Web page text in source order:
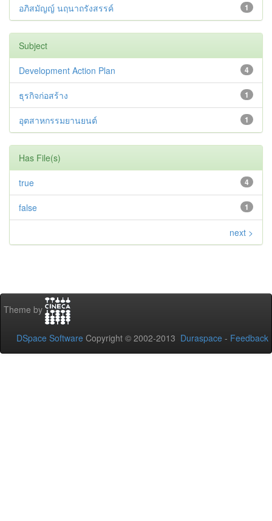
1
อภิสมัญญ์ นฤนาถรังสรรค์
Subject
4
Development Action Plan
1
ธุรกิจก่อสร้าง
1
อุตสาหกรรมยานยนต์
Has File(s)
4
true
1
false
next >
Theme by
DSpace Software Copyright © 2002-2013 Duraspace - Feedback